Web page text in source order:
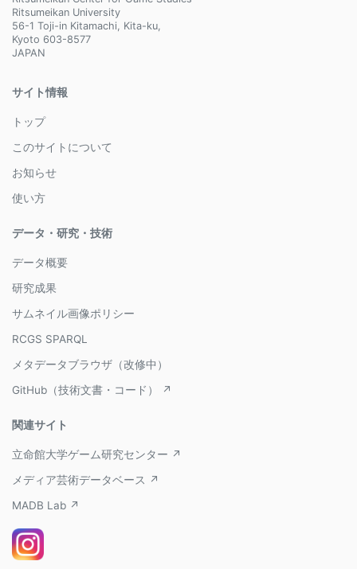
Ritsumeikan University
56-1 Toji-in Kitamachi, Kita-ku,
Kyoto 603-8577
JAPAN
サイト情報
トップ
このサイトについて
お知らせ
使い方
データ・研究・技術
データ概要
研究成果
サムネイル画像ポリシー
RCGS SPARQL
メタデータブラウザ（改修中）
GitHub（技術文書・コード） ↗
関連サイト
立命館大学ゲーム研究センター ↗
メディア芸術データベース ↗
MADB Lab ↗